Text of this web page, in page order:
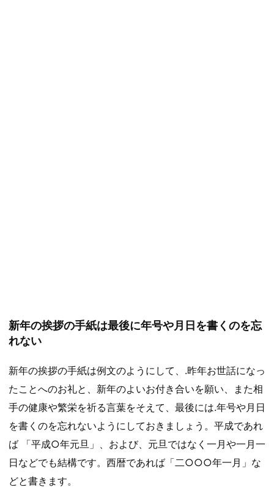
新年の挨拶の手紙は最後に年号や月日を書くのを忘
れない
新年の挨拶の手紙は例文のようにして、.昨年お世話になっ
たことへのお礼と、新年のよいお付き合いを願い、また相
手の健康や繁栄を祈る言葉をそえて、最後には.年号や月日
を書くのを忘れないようにしておきましょう。平成であれ
ば 「平成○年元旦」、および、元旦ではなく一月や一月一
日などでも結構です。西暦であれば「二○○○年一月」な
どと書きます。